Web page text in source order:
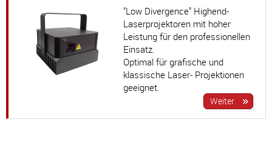
"Low Divergence" Highend-
Laserprojektoren mit hoher
Leistung für den professionellen
Einsatz.
Optimal für grafische und
klassische Laser- Projektionen
geeignet.